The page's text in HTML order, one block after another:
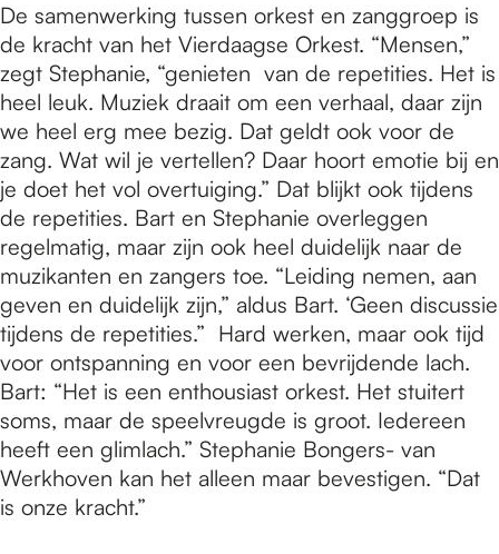
De samenwerking tussen orkest en zanggroep is
de kracht van het Vierdaagse Orkest. “Mensen,”
zegt Stephanie, “genieten van de repetities. Het is
heel leuk. Muziek draait om een verhaal, daar zijn
we heel erg mee bezig. Dat geldt ook voor de
zang. Wat wil je vertellen? Daar hoort emotie bij en
je doet het vol overtuiging.” Dat blijkt ook tijdens
de repetities. Bart en Stephanie overleggen
regelmatig, maar zijn ook heel duidelijk naar de
muzikanten en zangers toe. “Leiding nemen, aan
geven en duidelijk zijn,” aldus Bart. ‘Geen discussie
tijdens de repetities.” Hard werken, maar ook tijd
voor ontspanning en voor een bevrijdende lach.
Bart: “Het is een enthousiast orkest. Het stuitert
soms, maar de speelvreugde is groot. Iedereen
heeft een glimlach.” Stephanie Bongers- van
Werkhoven kan het alleen maar bevestigen. “Dat
is onze kracht.”